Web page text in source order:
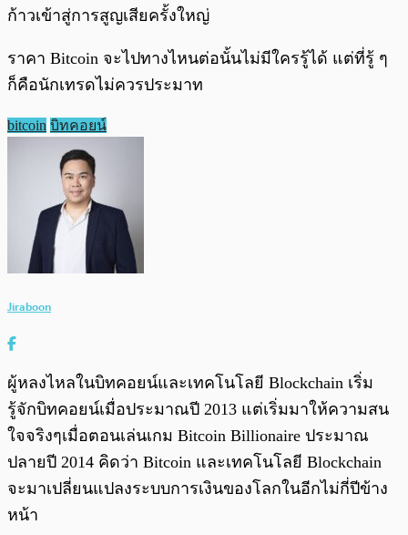
ก้าวเข้าสู่การสูญเสียครั้งใหญ่
ราคา Bitcoin จะไปทางไหนต่อนั้นไม่มีใครรู้ได้ แต่ที่รู้ ๆ
ก็คือนักเทรดไม่ควรประมาท
bitcoin บิทคอยน์
Jiraboon
ผู้หลงไหลในบิทคอยน์และเทคโนโลยี Blockchain เริ่ม
รู้จักบิทคอยน์เมื่อประมาณปี 2013 แต่เริ่มมาให้ความสน
ใจจริงๆเมื่อตอนเล่นเกม Bitcoin Billionaire ประมาณ
ปลายปี 2014 คิดว่า Bitcoin และเทคโนโลยี Blockchain
จะมาเปลี่ยนแปลงระบบการเงินของโลกในอีกไม่กี่ปีข้าง
หน้า